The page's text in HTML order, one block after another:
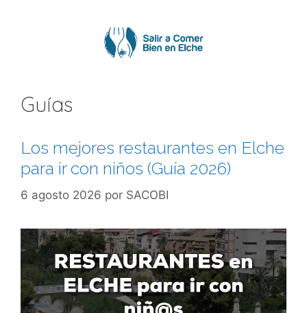
Guías
Los mejores restaurantes en Elche
para ir con niños (Guía 2026)
6 agosto 2026 por SACOBI